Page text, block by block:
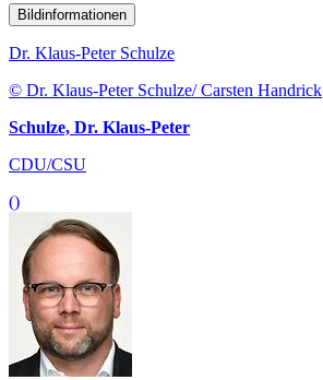
Bildinformationen
Dr. Klaus-Peter Schulze
© Dr. Klaus-Peter Schulze/ Carsten Handrick
Schulze, Dr. Klaus-Peter
CDU/CSU
()